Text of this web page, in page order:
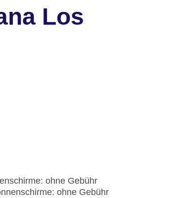
Los
ohne Gebühr
ohne Gebühr